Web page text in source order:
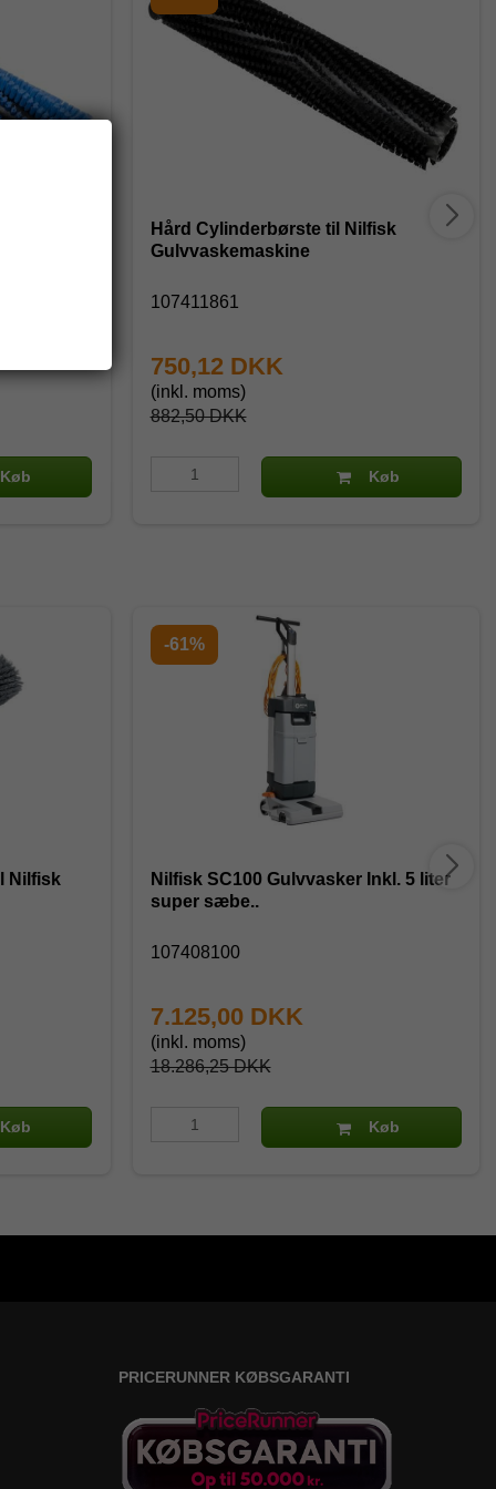
Køb
Hård Cylinderbørste til Nilfisk
Gulvvaskemaskine
107411861
882,50 DKK
750,12 DKK
(inkl. moms)
Køb
Nilfisk
Køb
-61%
Nilfisk SC100 Gulvvasker Inkl. 5 liter
super sæbe..
107408100
18.286,25 DKK
7.125,00 DKK
(inkl. moms)
Køb
PRICERUNNER KØBSGARANTI